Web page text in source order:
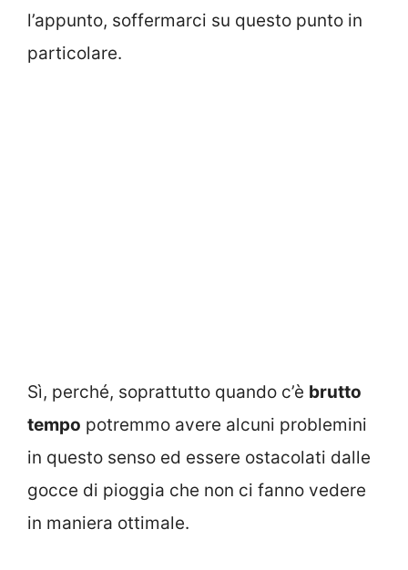
l’appunto, soffermarci su questo punto in
particolare.
Sì, perché, soprattutto quando c’è brutto
tempo potremmo avere alcuni problemini
in questo senso ed essere ostacolati dalle
gocce di pioggia che non ci fanno vedere
in maniera ottimale.